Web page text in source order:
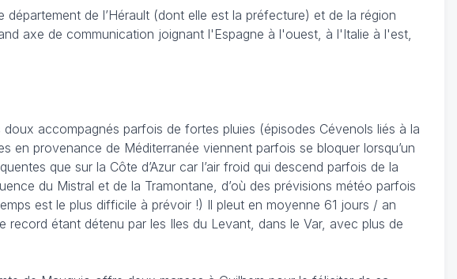
de l’Hérault (dont elle est la préfecture) et de la région
axe de communication joignant l'Espagne à l'ouest, à l'Italie à l'est,
accompagnés parfois de fortes pluies (épisodes Cévenols liés à la
en provenance de Méditerranée viennent parfois se bloquer lorsqu’un
que sur la Côte d’Azur car l’air froid qui descend parfois de la
du Mistral et de la Tramontane, d’où des prévisions météo parfois
est le plus difficile à prévoir !) Il pleut en moyenne 61 jours / an
étant détenu par les Iles du Levant, dans le Var, avec plus de